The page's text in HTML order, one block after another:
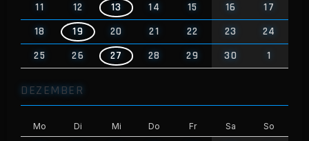
11
12 13 14 15 16
17
18
19 20 21 22 23
24
25
26 27 28 29 30 1
DEZEMBER
Mo Di Mi Do Fr Sa So